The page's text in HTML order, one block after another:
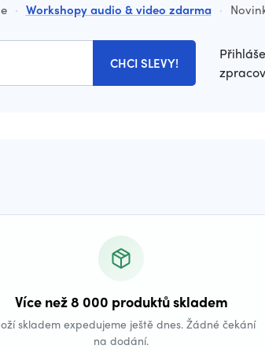
· Workshopy audio & video zdarma ·
CHCI SLEVY!
Více než 8 000 produktů skladem
skladem expedujeme ještě dnes. Žádné čekání
na dodání.